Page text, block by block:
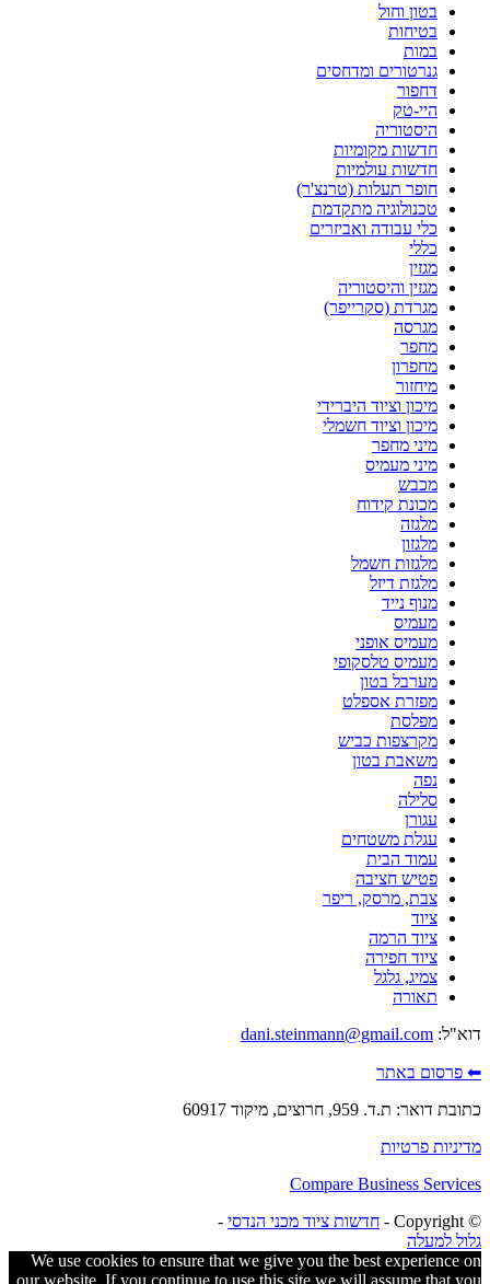
בטון וחול
בטיחות
במות
גנרטורים ומדחסים
דחפור
היי-טק
היסטוריה
חדשות מקומיות
חדשות עולמיות
חופר תעלות (טרנצ'ר)
טכנולוגיה מתקדמת
כלי עבודה ואביזרים
כללי
מגזין
מגזין והיסטוריה
מגרדת (סקרייפר)
מגרסה
מחפר
מחפרון
מיחזור
מיכון וציוד היברידי
מיכון וציוד חשמלי
מיני מחפר
מיני מעמיס
מכבש
מכונת קידוח
מלגזה
מלגזון
מלגזות חשמל
מלגזת דיזל
מנוף נייד
מעמיס
מעמיס אופני
מעמיס טלסקופי
מערבל בטון
מפזרת אספלט
מפלסת
מקרצפות כביש
משאבת בטון
נפה
סלילה
עגורן
עגלת משטחים
עמוד הבית
פטיש חציבה
צבת, מרסק, ריפר
ציוד
ציוד הרמה
ציוד חפירה
צמיג, גלגל
תאורה
דוא"ל: dani.steinmann@gmail.com
⬅ פרסום באתר
כתובת דואר: ת.ד. 959, חרוצים, מיקוד 60917
מדיניות פרטיות
Compare Business Services
© ‫Copyright -
חדשות ציוד מכני הנדסי -
גלול למעלה
We use cookies to ensure that we give you the best experience on
our website. If you continue to use this site we will assume that you